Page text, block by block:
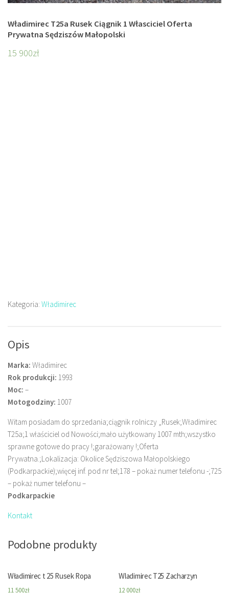
Władimirec T25a Rusek Ciągnik 1 Własciciel Oferta
Prywatna Sędziszów Małopolski
15 900zł
Kategoria: Władimirec
Opis
Marka: Władimirec
Rok produkcji: 1993
Moc: –
Motogodziny: 1007
Witam posiadam do sprzedania;ciągnik rolniczy „Rusek;Władimirec
T25a;1 właściciel od Nowości;mało użytkowany 1007 mth;wszystko
sprawne gotowe do pracy !;garażowany !;Oferta
Prywatna.;Lokalizacja: Okolice Sędziszowa Małopolskiego
(Podkarpackie);więcej inf. pod nr tel;178 – pokaż numer telefonu -;725
– pokaż numer telefonu –
Podkarpackie
Kontakt
Podobne produkty
Władimirec t 25 Rusek Ropa
11 500zł
Wladimirec T25 Zacharzyn
12 000zł